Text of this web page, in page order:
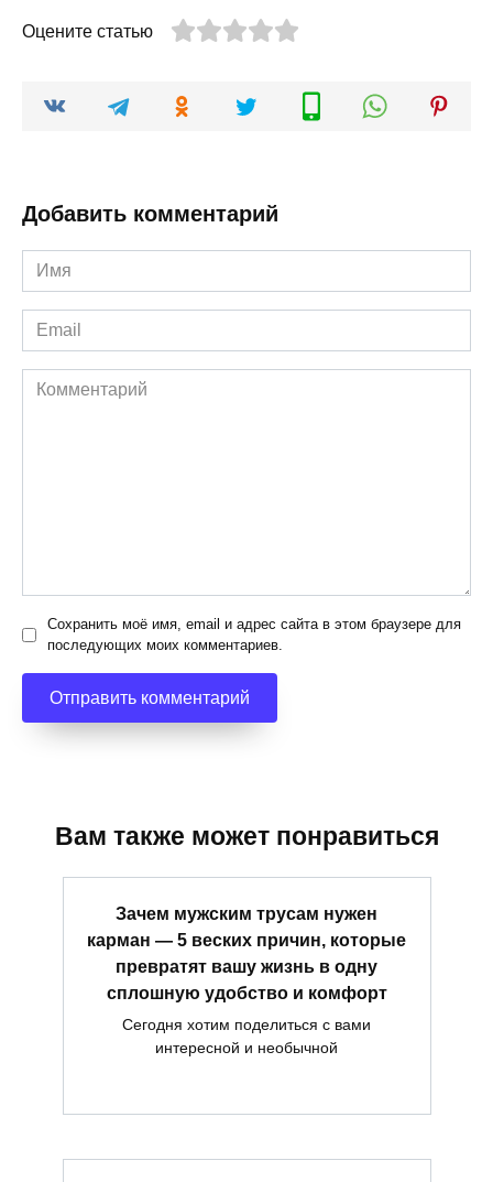
Оцените статью
Добавить комментарий
Имя
*
Email
*
Комментарий
Сохранить моё имя, email и адрес сайта в этом браузере для
последующих моих комментариев.
Вам также может понравиться
Зачем мужским трусам нужен
карман — 5 веских причин, которые
превратят вашу жизнь в одну
сплошную удобство и комфорт
Сегодня хотим поделиться с вами
интересной и необычной